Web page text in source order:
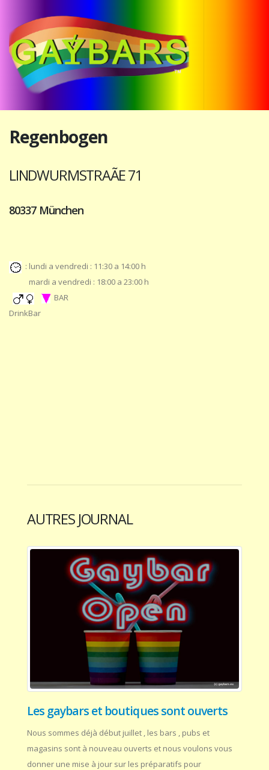
Regenbogen
LINDWURMSTRAÃE 71
80337 München
: lundi a vendredi : 11:30 a 14:00 h
mardi a vendredi : 18:00 a 23:00 h
BAR
DrinkBar
AUTRES JOURNAL
Les gaybars et boutiques sont ouverts
Nous sommes déjà début juillet , les bars , pubs et
magasins sont à nouveau ouverts et nous voulons vous
donner une mise à jour sur les préparatifs pour